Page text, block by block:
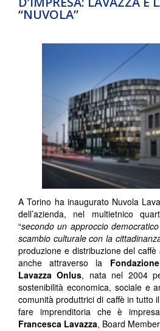
“NUVOLA”
A Torino ha inaugurato Nuvola
dell’azienda, nel multietnico
“secondo un approccio
scambio culturale con la
produzione e distribuzione del
anche attraverso la
Lavazza Onlus, nata nel 2004
sostenibilità economica, sociale e
comunità produttrici di caffè in tutto
fare imprenditoria che è
Francesca Lavazza, Board